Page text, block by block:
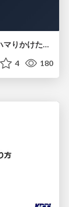
AWS ネットワーク構築でハマった（ハマりかけた） 5選とそこから得た教訓
4 180